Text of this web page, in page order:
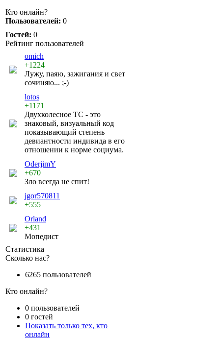
Кто онлайн?
Пользователей: 0
Гостей: 0
Рейтинг пользователей
omich
+1224
Лужу, паяю, зажигания и свет
сочиняю... ;-)
lotos
+1171
Двухколесное ТС - это
знаковый, визуальный код
показывающий степень
девиантности индивида в его
отношении к норме социума.
OderjimY
+670
Зло всегда не спит!
jgor570811
+555
Orland
+431
Мопедист
Статистика
Сколько нас?
6265 пользователей
Кто онлайн?
0 пользователей
0 гостей
Показать только тех, кто
онлайн